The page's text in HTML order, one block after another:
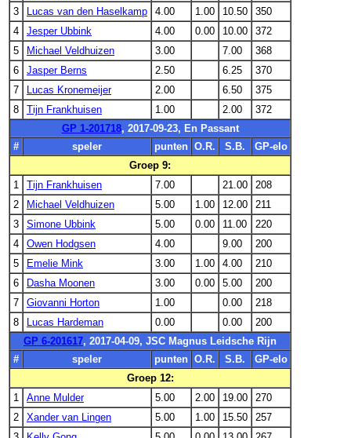
3
Lucas van den Haselkamp 4.00 1.00 10.50
350
4
Jesper Ubbink 4.00 0.00 10.00
372
5
Michael Veldhuizen 3.00 7.00
368
6
Jasper Berns 2.50 6.25
370
7
Lucas Kronemeijer 2.00 6.50
375
8
Tijn Frankhuisen 1.00 2.00
372
GP 1-201718, 2017-09-23, En Passant
#
speler punten O.R. S.B.
GP-elo
Groep 9:
1
Tijn Frankhuisen 7.00 21.00
208
2
Michael Veldhuizen 5.00 1.00 12.00
211
3
Simone Ubbink 5.00 0.00 11.00
220
4
Owen Hodgsen 4.00 9.00
200
5
Emelie Mink 3.00 1.00 4.00
210
6
Dasha Moonen 3.00 0.00 5.00
200
7
Giovanni Horton 1.00 0.00
218
8
Lucas Hardeman 0.00 0.00
200
GP 6-201617, 2017-04-09, JSC Magnus Leidsche Rijn
#
speler punten O.R. S.B.
GP-elo
Groep 12:
1
Anne Mulder 5.00 2.00 19.00
270
2
Xander van Lingen 5.00 1.00 15.50
257